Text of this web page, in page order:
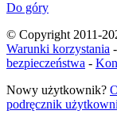
Do góry
© Copyright 2011-
Warunki korzystania -
bezpieczeństwa -
Nowy użytkownik?
podręcznik